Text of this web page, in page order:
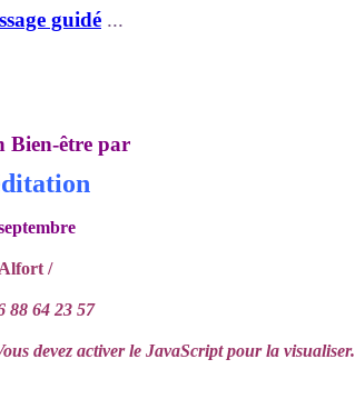
guidé ...
Bien-être par
Alfort /
88 64 23 57
devez activer le JavaScript pour la visualiser.